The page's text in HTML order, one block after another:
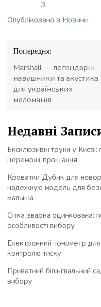
Опубліковано в Новини
Навігація
записів
Попередня:
Marshall — легендарні
навушники та акустика
для українських
меломанів
Недавні
Ексклюзивні труни у
церемонії прощання
Кроватки Дубик для
надежную модель для
малыша
Сітка зварна оцинкована:
особливості вибору
Електронний тонометр
контролю тиску
Приватний білінгвальний
вибору